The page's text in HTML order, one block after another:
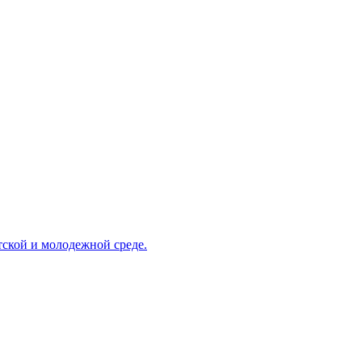
и молодежной среде.